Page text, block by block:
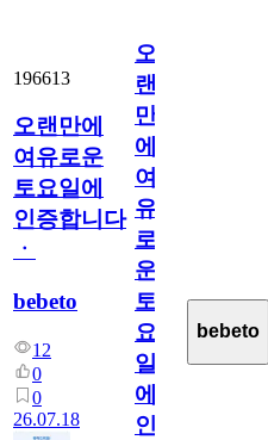
196613
오랜만에
여유로운
토요일에
인증합니다
ㆍ
bebeto
12
0
0
26.07.18
오
랜
만
에
여
유
로
운
토
요
일
에
인
bebeto